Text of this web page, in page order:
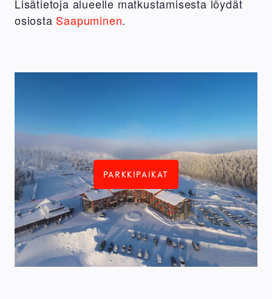
Lisätietoja alueelle matkustamisesta löydät
osiosta Saapuminen.
PARKKIPAIKAT